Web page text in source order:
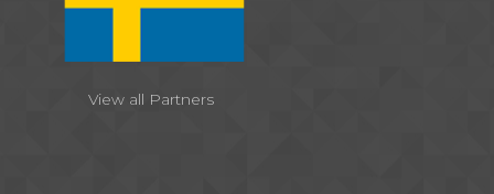
View all Partners